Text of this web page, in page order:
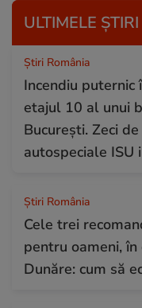
ULTIMELE ȘTIRI
Știri România
Incendiu
etajul 10 al unui
București. Zeci
autospeciale ISU
Știri România
Cele trei
pentru oameni,
Dunăre: cum să